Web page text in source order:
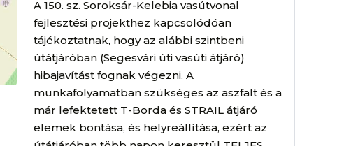
A 150. sz. Soroksár-Kelebia vasútvonal
fejlesztési projekthez kapcsolódóan
tájékoztatnak, hogy az alábbi szintbeni
útátjáróban (Segesvári úti vasúti átjáró)
hibajavítást fognak végezni. A
munkafolyamatban szükséges az aszfalt és a
már lefektetett T-Borda és STRAIL átjáró
elemek bontása, és helyreállítása, ezért az